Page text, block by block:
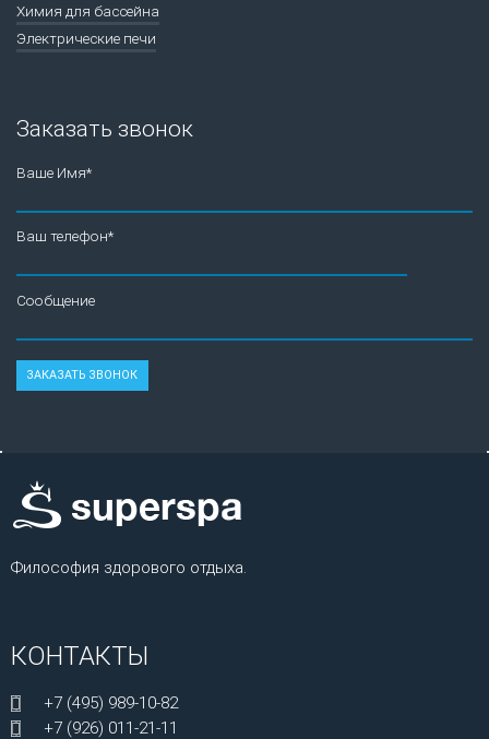
Химия для бассейна
Электрические печи
Заказать звонок
Ваше Имя*
Ваш телефон*
Сообщение
Философия здорового отдыха.
КОНТАКТЫ
+7 (495) 989-10-82
+7 (926) 011-21-11